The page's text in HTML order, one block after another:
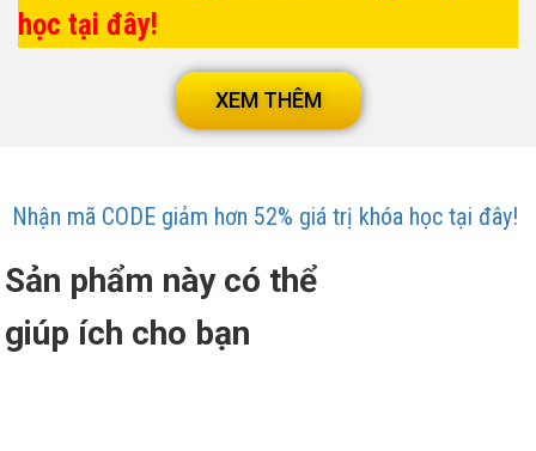
học tại đây!
XEM THÊM
Nhận mã CODE giảm hơn 52% giá trị khóa học tại đây!
Sản phẩm này có thể
giúp ích cho bạn